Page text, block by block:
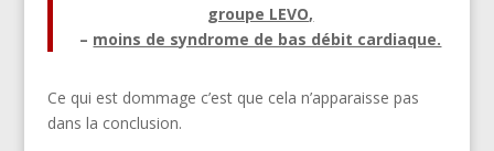
groupe LEVO,
– moins de syndrome de bas débit cardiaque.
Ce qui est dommage c’est que cela n’apparaisse pas
dans la conclusion.